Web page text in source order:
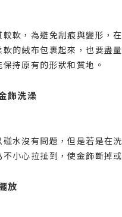
較軟，為避免刮痕與變形，在
軟的絨布包裹起來，也要盡
保持原有的形狀和質地。
飾洗澡
碰水沒有問題，但是若是在洗
不小心拉扯到，使金飾斷掉或
放